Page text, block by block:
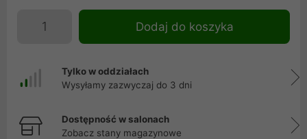
Dodaj do koszyka
Tylko w oddziałach
Wysyłamy zazwyczaj do 3 dni
Dostępność w salonach
Zobacz stany magazynowe